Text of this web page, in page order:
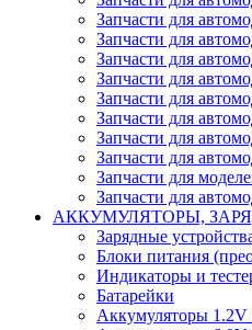
Запчасти для
Запчасти для
Запчасти для
Запчасти для
Запчасти для
Запчасти для
Запчасти для
Запчасти для
Запчасти для
Запчасти для
АККУМУЛЯТОРЫ,
Зарядные
Блоки питания
Индикаторы и
Батарейки
Аккумуляторы